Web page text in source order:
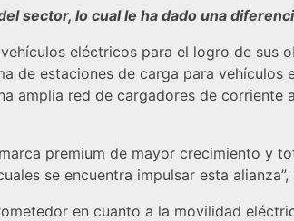
sector, lo cual le ha dado una
eléctricos para el logro de sus
estaciones de carga para
amplia red de cargadores de
premium de mayor crecimiento y
se encuentra impulsar esta
en cuanto a la movilidad